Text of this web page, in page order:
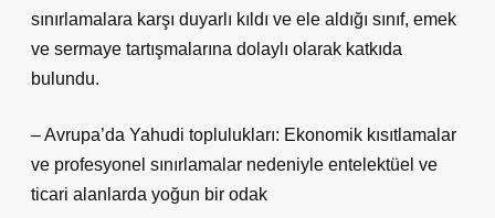
sınırlamalara karşı duyarlı kıldı ve ele aldığı sınıf, emek
ve sermaye tartışmalarına dolaylı olarak katkıda
bulundu.
– Avrupa’da Yahudi toplulukları: Ekonomik kısıtlamalar
ve profesyonel sınırlamalar nedeniyle entelektüel ve
ticari alanlarda yoğun bir odak